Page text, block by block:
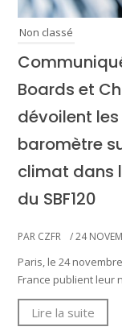
Non classé
Boards et
dévoilent
baromètre
climat dans
du SBF120
PAR CZFR / 24
Paris, le 24
France publient leur
Lire la suite